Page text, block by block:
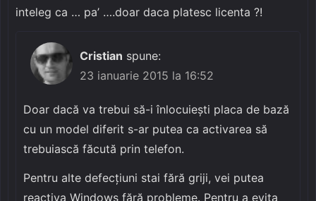
inteleg ca … pa’ ….doar daca platesc licenta ?!
Cristian spune:
23 ianuarie 2015 la 16:52
Doar dacă va trebui să-i înlocuiești placa de bază
cu un model diferit s-ar putea ca activarea să
trebuiască făcută prin telefon.
Pentru alte defecțiuni stai fără griji, vei putea
reactiva Windows fără probleme. Pentru a evita